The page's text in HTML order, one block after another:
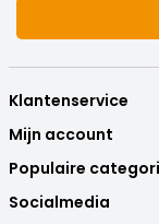
Klantenservice
Mijn account
Populaire
Socialmedia